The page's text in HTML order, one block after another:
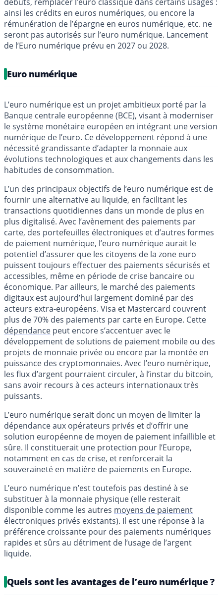
ainsi les crédits en euros numériques, ou encore la
rémunération de l’épargne en euros numérique, etc. ne
seront pas autorisés sur l’euro numérique. Lancement
de l’Euro numérique prévu en 2027 ou 2028.
Euro numérique
L’euro numérique est un projet ambitieux porté par la
Banque centrale européenne (BCE), visant à moderniser
le système monétaire européen en intégrant une version
numérique de l’euro. Ce développement répond à une
nécessité grandissante d’adapter la monnaie aux
évolutions technologiques et aux changements dans les
habitudes de consommation.
L’un des principaux objectifs de l’euro numérique est de
fournir une alternative au liquide, en facilitant les
transactions quotidiennes dans un monde de plus en
plus digitalisé. Avec l’avènement des paiements par
carte, des portefeuilles électroniques et d’autres formes
de paiement numérique, l’euro numérique aurait le
potentiel d’assurer que les citoyens de la zone euro
puissent toujours effectuer des paiements sécurisés et
accessibles, même en période de crise bancaire ou
économique. Par ailleurs, le marché des paiements
digitaux est aujourd’hui largement dominé par des
acteurs extra-européens. Visa et Mastercard couvrent
plus de 70% des paiements par carte en Europe. Cette
dépendance peut encore s’accentuer avec le
développement de solutions de paiement mobile ou des
projets de monnaie privée ou encore par la montée en
puissance des cryptomonnaies. Avec l’euro numérique,
les flux d’argent pourraient circuler, à l’instar du bitcoin,
sans avoir recours à ces acteurs internationaux très
puissants.
L’euro numérique serait donc un moyen de limiter la
dépendance aux opérateurs privés et d’offrir une
solution européenne de moyen de paiement infaillible et
sûre. Il constituerait une protection pour l’Europe,
notamment en cas de crise, et renforcerait la
souveraineté en matière de paiements en Europe.
L’euro numérique n’est toutefois pas destiné à se
substituer à la monnaie physique (elle resterait
disponible comme les autres moyens de paiement
électroniques privés existants). Il est une réponse à la
préférence croissante pour des paiements numériques
rapides et sûrs au détriment de l’usage de l’argent
liquide.
Quels sont les avantages de l’euro numérique ?